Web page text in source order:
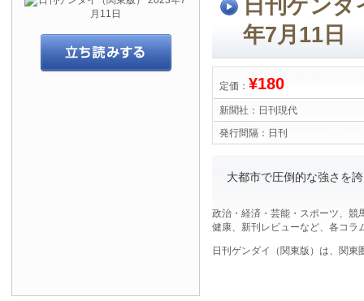
日刊ゲン
年7月11日
定価： ¥180
新聞社： 日刊現代
発行間隔： 日刊
大都市で圧倒的な強さを
政治・経済・芸能・スポーツ、競
健康、新刊レビューなど、各コラ
日刊ゲンダイ（関東版）は、関